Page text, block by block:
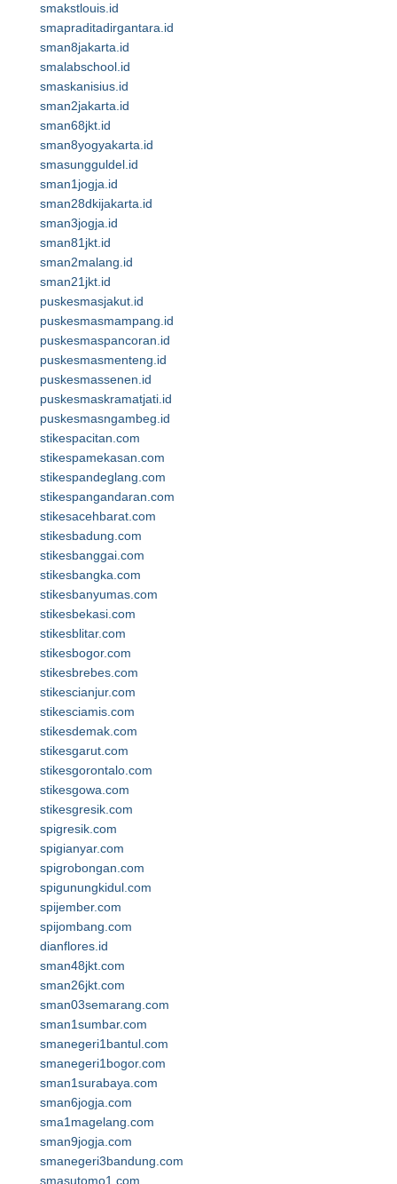
smakstlouis.id
smapraditadirgantara.id
sman8jakarta.id
smalabschool.id
smaskanisius.id
sman2jakarta.id
sman68jkt.id
sman8yogyakarta.id
smasungguldel.id
sman1jogja.id
sman28dkijakarta.id
sman3jogja.id
sman81jkt.id
sman2malang.id
sman21jkt.id
puskesmasjakut.id
puskesmasmampang.id
puskesmaspancoran.id
puskesmasmenteng.id
puskesmassenen.id
puskesmaskramatjati.id
puskesmasngambeg.id
stikespacitan.com
stikespamekasan.com
stikespandeglang.com
stikespangandaran.com
stikesacehbarat.com
stikesbadung.com
stikesbanggai.com
stikesbangka.com
stikesbanyumas.com
stikesbekasi.com
stikesblitar.com
stikesbogor.com
stikesbrebes.com
stikescianjur.com
stikesciamis.com
stikesdemak.com
stikesgarut.com
stikesgorontalo.com
stikesgowa.com
stikesgresik.com
spigresik.com
spigianyar.com
spigrobongan.com
spigunungkidul.com
spijember.com
spijombang.com
dianflores.id
sman48jkt.com
sman26jkt.com
sman03semarang.com
sman1sumbar.com
smanegeri1bantul.com
smanegeri1bogor.com
sman1surabaya.com
sman6jogja.com
sma1magelang.com
sman9jogja.com
smanegeri3bandung.com
smasutomo1.com